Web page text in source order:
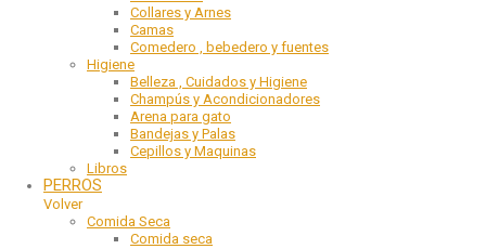
Collares y Arnes
Camas
Comedero , bebedero y fuentes
Higiene
Belleza , Cuidados y Higiene
Champús y Acondicionadores
Arena para gato
Bandejas y Palas
Cepillos y Maquinas
Libros
PERROS
Volver
Comida Seca
Comida seca